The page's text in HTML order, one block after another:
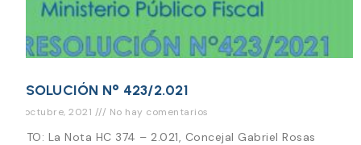
RESOLUCIÓN N° 423/2.021
26 octubre, 2021 No hay comentarios
VISTO: La Nota HC 374 – 2.021, Concejal Gabriel Rosas